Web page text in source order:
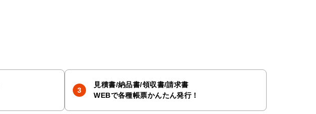
見積書/納品書/領収書/請求書
WEBで各種帳票かんたん発行！